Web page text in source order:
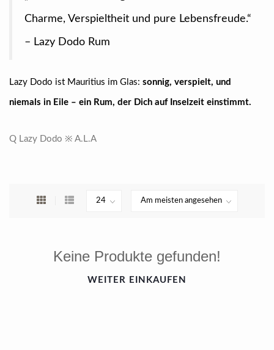
Charme, Verspieltheit und pure Lebensfreude.“
– Lazy Dodo Rum
Lazy Dodo ist Mauritius im Glas: sonnig, verspielt, und
niemals in Eile – ein Rum, der Dich auf Inselzeit einstimmt.
Q Lazy Dodo ※ A.L.A
Keine Produkte gefunden!
WEITER EINKAUFEN